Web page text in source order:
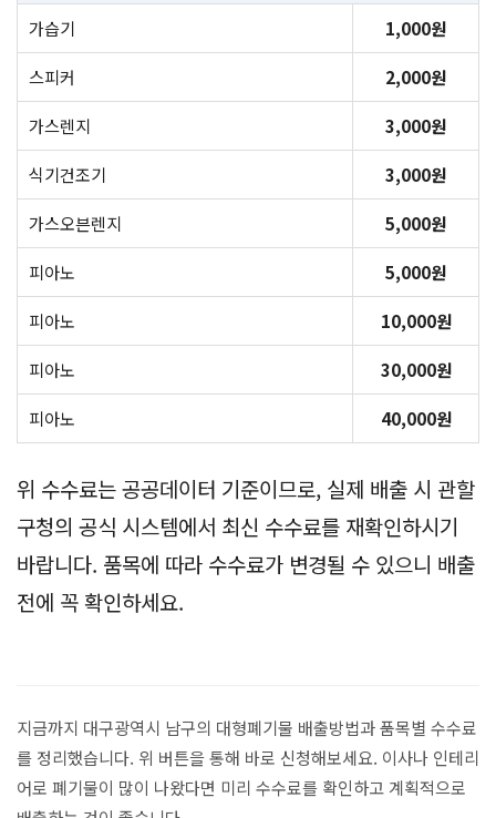
가습기
1,000원
스피커
2,000원
가스렌지
3,000원
식기건조기
3,000원
가스오븐렌지
5,000원
피아노
5,000원
피아노
10,000원
피아노
30,000원
피아노
40,000원
위 수수료는 공공데이터 기준이므로, 실제 배출 시 관할
구청의 공식 시스템에서 최신 수수료를 재확인하시기
바랍니다. 품목에 따라 수수료가 변경될 수 있으니 배출
전에 꼭 확인하세요.
지금까지 대구광역시 남구의 대형폐기물 배출방법과 품목별 수수료
를 정리했습니다. 위 버튼을 통해 바로 신청해보세요. 이사나 인테리
어로 폐기물이 많이 나왔다면 미리 수수료를 확인하고 계획적으로